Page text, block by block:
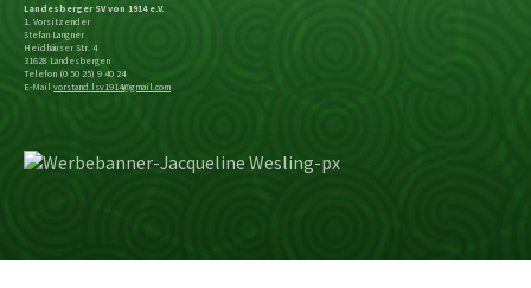
Landesberger SV von 1914 e.V.
1. Vorsitzender
Stefan Langner
Heidhäuser Str. 4
31628 Landesbergen
Telefon (0 50 25) 9 40 24
E-Mail vorstand.lsv1914@gmail.com